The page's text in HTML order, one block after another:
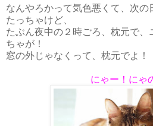
なんやろかって気色悪くて、次の
たっちゃけど、
たぶん夜中の２時ごろ、枕元で
ちゃが！
窓の外じゃなくって、枕元でよ！
にゃー！にゃ